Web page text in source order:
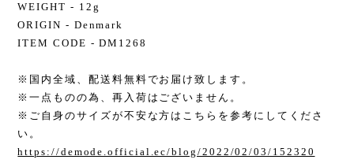
WEIGHT - 12g
ORIGIN - Denmark
ITEM CODE - DM1268
※国内全域、配送料無料でお届け致します。
※一点ものの為、再入荷はございません。
※ご自身のサイズが不安な方はこちらを参考にしてくださ
い。
https://demode.official.ec/blog/2022/02/03/152320